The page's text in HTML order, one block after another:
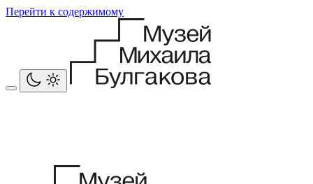
Перейти к содержимому